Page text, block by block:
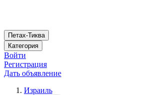
Петах-Тиква
Категория
Войти
Регистрация
Дать объявление
Израиль